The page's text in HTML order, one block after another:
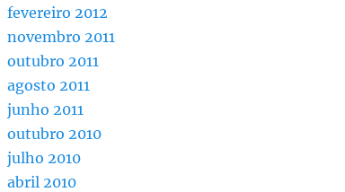
fevereiro 2012
novembro 2011
outubro 2011
agosto 2011
junho 2011
outubro 2010
julho 2010
abril 2010